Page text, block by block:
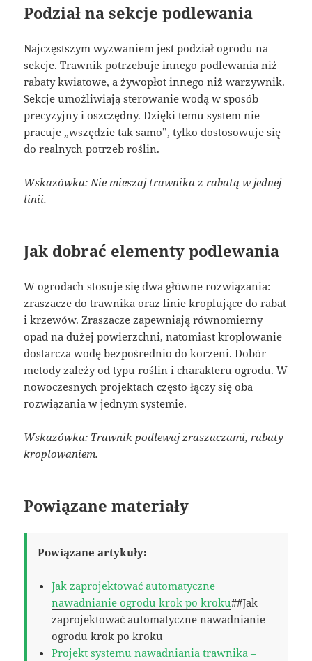
Podział na sekcje podlewania
Najczęstszym wyzwaniem jest podział ogrodu na
sekcje. Trawnik potrzebuje innego podlewania niż
rabaty kwiatowe, a żywopłot innego niż warzywnik.
Sekcje umożliwiają sterowanie wodą w sposób
precyzyjny i oszczędny. Dzięki temu system nie
pracuje „wszędzie tak samo”, tylko dostosowuje się
do realnych potrzeb roślin.
Wskazówka: Nie mieszaj trawnika z rabatą w jednej
linii.
Jak dobrać elementy podlewania
W ogrodach stosuje się dwa główne rozwiązania:
zraszacze do trawnika oraz linie kroplujące do rabat
i krzewów. Zraszacze zapewniają równomierny
opad na dużej powierzchni, natomiast kroplowanie
dostarcza wodę bezpośrednio do korzeni. Dobór
metody zależy od typu roślin i charakteru ogrodu. W
nowoczesnych projektach często łączy się oba
rozwiązania w jednym systemie.
Wskazówka: Trawnik podlewaj zraszaczami, rabaty
kroplowaniem.
Powiązane materiały
Powiązane artykuły:
Jak zaprojektować automatyczne
nawadnianie ogrodu krok po kroku##Jak
zaprojektować automatyczne nawadnianie
ogrodu krok po kroku
Projekt systemu nawadniania trawnika –